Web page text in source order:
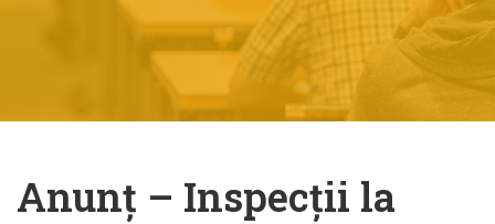
Anunț – Inspecții la